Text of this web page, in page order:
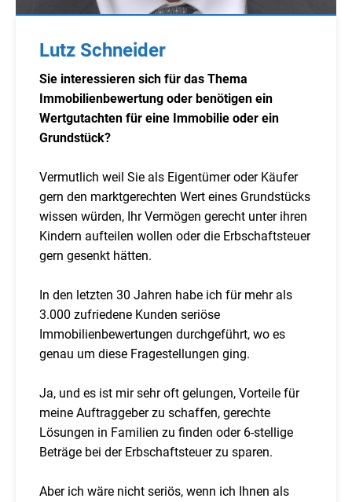
Lutz Schneider
Sie interessieren sich für das Thema
Immobilienbewertung oder benötigen ein
Wertgutachten für eine Immobilie oder ein
Grundstück?
Vermutlich weil Sie als Eigentümer oder Käufer
gern den marktgerechten Wert eines Grundstücks
wissen würden, Ihr Vermögen gerecht unter ihren
Kindern aufteilen wollen oder die Erbschaftsteuer
gern gesenkt hätten.
In den letzten 30 Jahren habe ich für mehr als
3.000 zufriedene Kunden seriöse
Immobilienbewertungen durchgeführt, wo es
genau um diese Fragestellungen ging.
Ja, und es ist mir sehr oft gelungen, Vorteile für
meine Auftraggeber zu schaffen, gerechte
Lösungen in Familien zu finden oder 6-stellige
Beträge bei der Erbschaftsteuer zu sparen.
Aber ich wäre nicht seriös, wenn ich Ihnen als